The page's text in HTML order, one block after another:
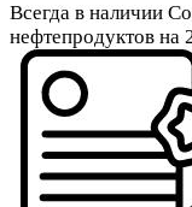
Всегда в наличии
нефтепродуктов на